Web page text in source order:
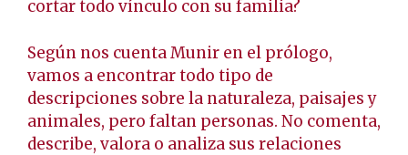
cortar todo vínculo con su familia?
Según nos cuenta Munir en el prólogo,
vamos a encontrar todo tipo de
descripciones sobre la naturaleza, paisajes y
animales, pero faltan personas. No comenta,
describe, valora o analiza sus relaciones